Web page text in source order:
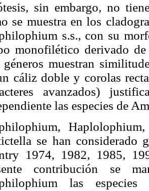
sin embargo, no
se muestra en los
s.s., con su
monofilético derivado
géneros muestran
cáliz doble y corolas
avanzados)
las especies de
se han considerado
1974, 1982, 1985,
contribución se
las